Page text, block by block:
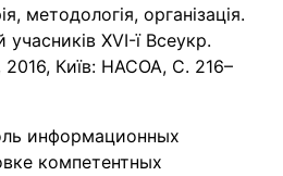
методологія, організація.
учасників XVI-ї Всеукр.
2016, Київ: НАСОА, C. 216–
информационных
компетентных